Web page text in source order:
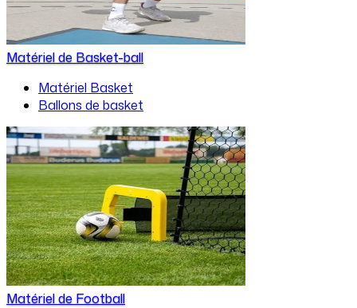
Matériel de Basket-ball
Matériel Basket
Ballons de basket
Matériel de Football